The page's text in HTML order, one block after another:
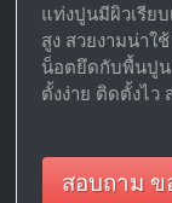
แท่งปูนมีผิวเรีย
สูง สวยงามน่าใ
น็อตยึดกับพื้นปูน
ตั้งง่าย ติดตั้งไว
สอบถาม ข